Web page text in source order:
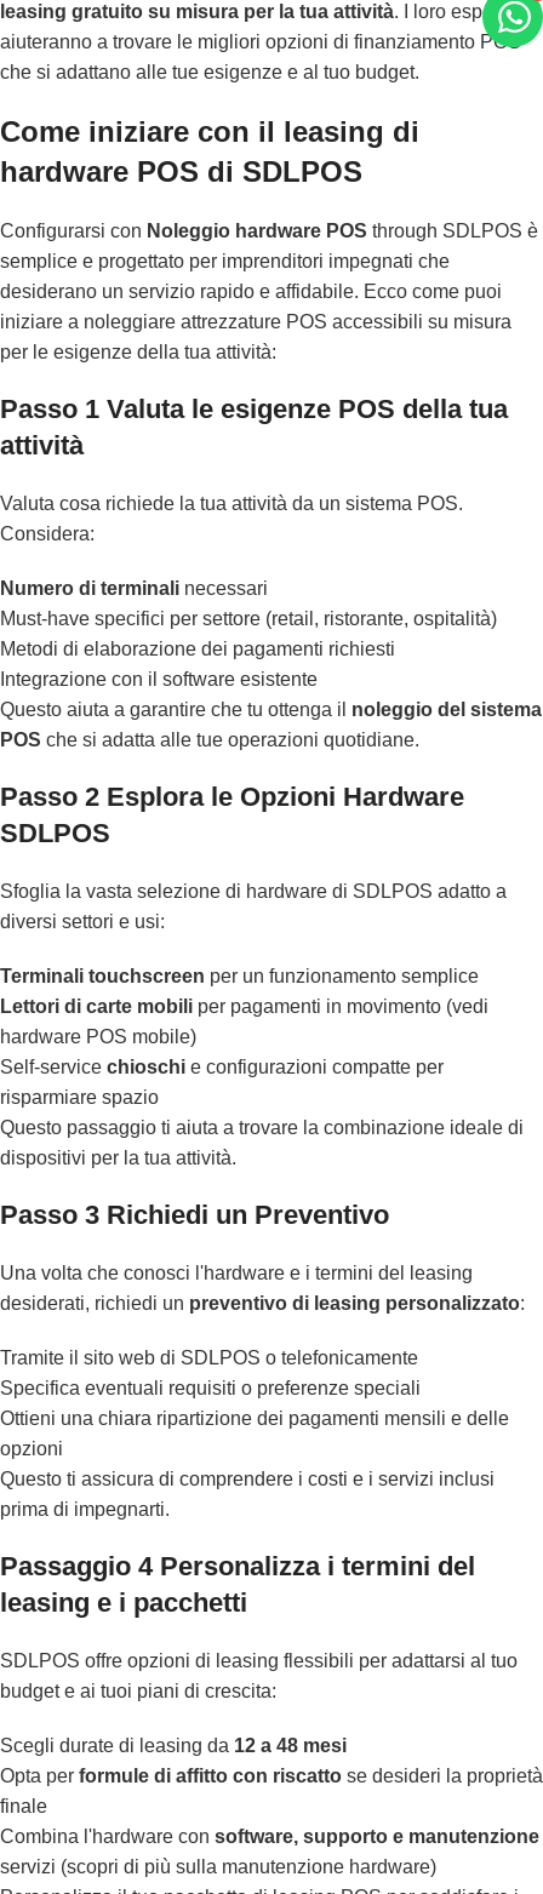
leasing gratuito su misura per la tua attività. I loro esperti ti
aiuteranno a trovare le migliori opzioni di finanziamento POS
che si adattano alle tue esigenze e al tuo budget.
Come iniziare con il leasing di
hardware POS di SDLPOS
Configurarsi con Noleggio hardware POS through SDLPOS è
semplice e progettato per imprenditori impegnati che
desiderano un servizio rapido e affidabile. Ecco come puoi
iniziare a noleggiare attrezzature POS accessibili su misura
per le esigenze della tua attività:
Passo 1 Valuta le esigenze POS della tua
attività
Valuta cosa richiede la tua attività da un sistema POS.
Considera:
Numero di terminali necessari
Must-have specifici per settore (retail, ristorante, ospitalità)
Metodi di elaborazione dei pagamenti richiesti
Integrazione con il software esistente
Questo aiuta a garantire che tu ottenga il noleggio del sistema
POS che si adatta alle tue operazioni quotidiane.
Passo 2 Esplora le Opzioni Hardware
SDLPOS
Sfoglia la vasta selezione di hardware di SDLPOS adatto a
diversi settori e usi:
Terminali touchscreen per un funzionamento semplice
Lettori di carte mobili per pagamenti in movimento (vedi
hardware POS mobile)
Self-service chioschi e configurazioni compatte per
risparmiare spazio
Questo passaggio ti aiuta a trovare la combinazione ideale di
dispositivi per la tua attività.
Passo 3 Richiedi un Preventivo
Una volta che conosci l'hardware e i termini del leasing
desiderati, richiedi un preventivo di leasing personalizzato:
Tramite il sito web di SDLPOS o telefonicamente
Specifica eventuali requisiti o preferenze speciali
Ottieni una chiara ripartizione dei pagamenti mensili e delle
opzioni
Questo ti assicura di comprendere i costi e i servizi inclusi
prima di impegnarti.
Passaggio 4 Personalizza i termini del
leasing e i pacchetti
SDLPOS offre opzioni di leasing flessibili per adattarsi al tuo
budget e ai tuoi piani di crescita:
Scegli durate di leasing da 12 a 48 mesi
Opta per formule di affitto con riscatto se desideri la proprietà
finale
Combina l'hardware con software, supporto e manutenzione
servizi (scopri di più sulla manutenzione hardware)